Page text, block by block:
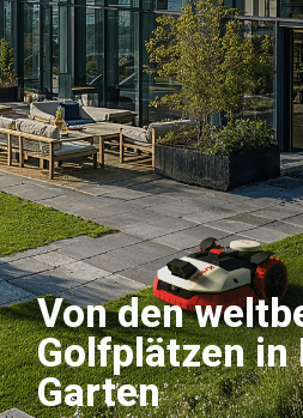
Von den
Golfplätzen in
Garten